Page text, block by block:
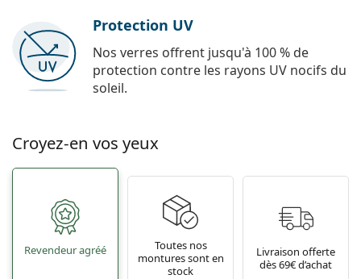
Protection UV
Nos verres offrent jusqu'à 100 % de
protection contre les rayons UV nocifs du
soleil.
Croyez-en vos yeux
Revendeur agréé
Toutes nos
montures sont en
stock
Livraison offerte
dès 69€ d’achat